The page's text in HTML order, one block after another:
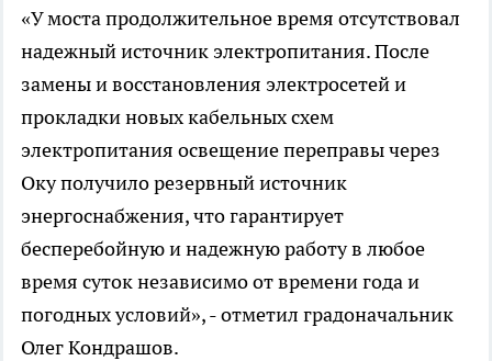
«У моста продолжительное время отсутствовал
надежный источник электропитания. После
замены и восстановления электросетей и
прокладки новых кабельных схем
электропитания освещение переправы через
Оку получило резервный источник
энергоснабжения, что гарантирует
бесперебойную и надежную работу в любое
время суток независимо от времени года и
погодных условий», - отметил градоначальник
Олег Кондрашов.